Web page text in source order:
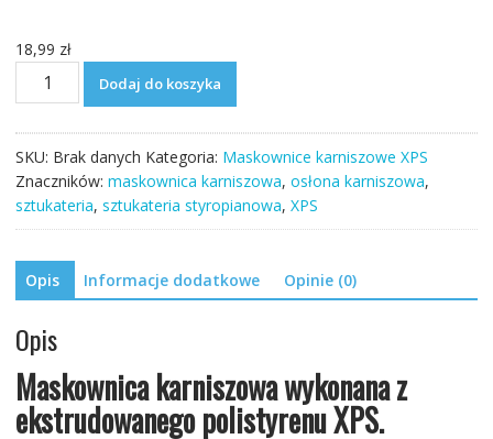
18,99 zł
Maskownica
Dodaj do koszyka
SKU: Brak danych Kategoria: Maskownice karniszowe XPS
Znaczników: maskownica karniszowa, osłona karniszowa,
sztukateria, sztukateria styropianowa, XPS
Opis Informacje dodatkowe Opinie (0)
Opis
Maskownica karniszowa wykonana z
ekstrudowanego polistyrenu XPS.